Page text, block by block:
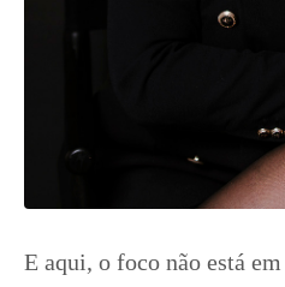
E aqui, o foco não está